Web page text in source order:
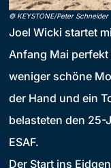
© KEYSTONE/Peter Schneider
Joel Wicki startet
Anfang Mai
weniger schöne
der Hand und ein
belasteten den 25-
ESAF.
Der Start ins